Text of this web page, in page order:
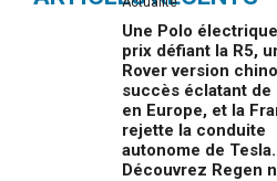
Une Polo
prix défiant la R5,
Rover version
succès éclatant de
en Europe, et la
rejette la conduite
autonome de
Découvrez Regen